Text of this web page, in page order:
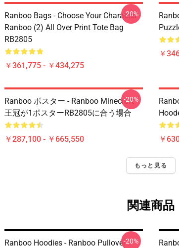
Ranboo Bags - Choose Your Character -
Ranboo (2) All Over Print Tote Bag
RB2805
￥361,775 - ￥434,275
-20%
￥
Ranboo ポスター - Ranboo Minecraft -
王冠が1ポスターRB2805に合う場合
￥287,100 - ￥665,550
-20%
￥
もっと見る
関連商品
Ranboo Hoodies - Ranboo Pullover-20%